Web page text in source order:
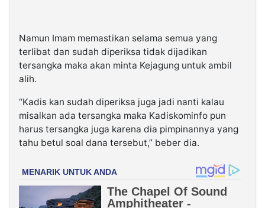
Namun Imam memastikan selama semua yang
terlibat dan sudah diperiksa tidak dijadikan
tersangka maka akan minta Kejagung untuk ambil
alih.
“Kadis kan sudah diperiksa juga jadi nanti kalau
misalkan ada tersangka maka Kadiskominfo pun
harus tersangka juga karena dia pimpinannya yang
tahu betul soal dana tersebut,” beber dia.